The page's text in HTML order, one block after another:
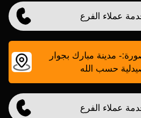
عملاء الفرع
مدينة مبارك بجوار
حسب الله
عملاء الفرع